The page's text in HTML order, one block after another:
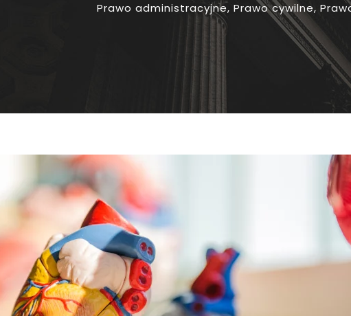
Prawo administracyjne, Prawo cywilne,